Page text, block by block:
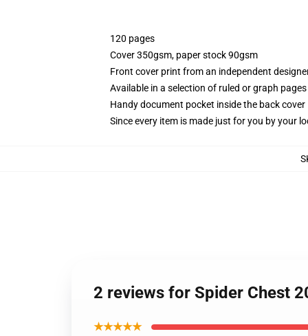
120 pages
Cover 350gsm, paper stock 90gsm
Front cover print from an independent
Available in a selection of ruled or graph pages
Handy document pocket inside the back cover
Since every item is made just for you by your
2 reviews for Spider Chest
★★★★★